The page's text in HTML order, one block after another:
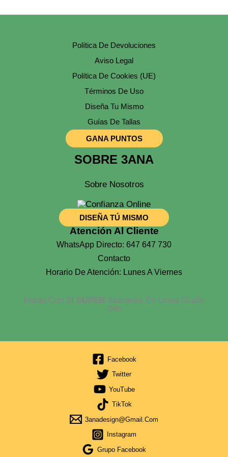
Elegir
De
Producto
Política De Devoluciones
Aviso Legal
Política De Cookies (UE)
Términos De Uso
Diseña Tu Mismo
Guías De Tallas
GANA PUNTOS
SOBRE 3ANA
Sobre Nosotros
DISEÑA TÚ MISMO
Atención Al Cliente
WhatsApp Directo: 647 647 730
Contacto
Horario De Atención: Lunes A Viernes
Habla Con El SUPERAsistente En Linea Gratis
24h
Facebook
Twitter
YouTube
TikTok
3anadesign@gmail.com
Instagram
Grupo Facebook